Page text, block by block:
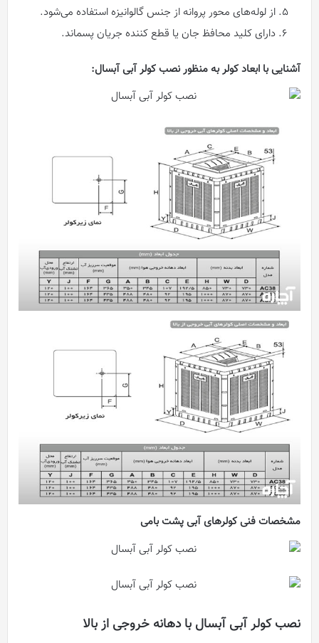
از لوله‌های محور پروانه از جنس گالوانیزه استفاده می‌شود.
دارای کلید محافظ جان یا قطع کننده جریان پسماند.
آشنایی با ابعاد کولر به منظور نصب کولر آبی آبسال:
مشخصات فنی کولرهای آبی پشت بامی
نصب کولر آبی آبسال با دهانه خروجی از بالا